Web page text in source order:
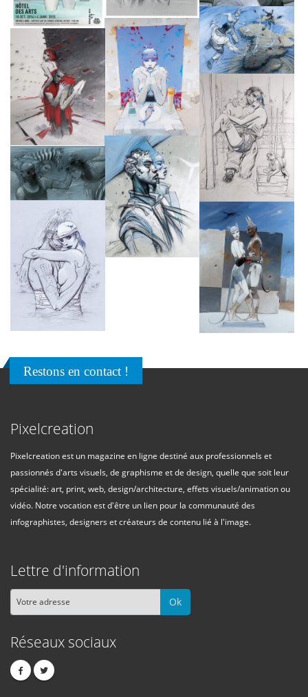
Restons en contact !
Pixelcreation
Pixelcreation est un magazine en ligne destiné aux professionnels et
passionnés d'arts visuels, de graphisme et de design, quelle que soit leur
spécialité: art, print, web, design/architecture, effets visuels/animation ou
vidéo. Notre vocation est d'être un lien pour la communauté des
infographistes, designers et créateurs de contenu lié à l'image.
Lettre d'information
Ok
Réseaux sociaux